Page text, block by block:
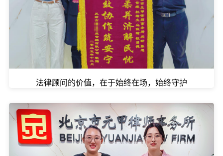
法律顾问的价值，在于始终在场，始终守护